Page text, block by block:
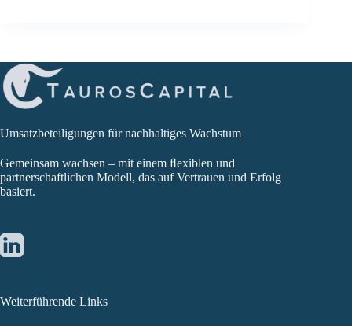
Umsatzbeteiligungen für nachhaltiges Wachstum
Gemeinsam wachsen – mit einem ﬂexiblen und
partnerschaftlichen Modell, das auf Vertrauen und Erfolg
basiert.
Weiterführende Links